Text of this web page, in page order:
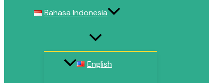
Bahasa Indonesia
English